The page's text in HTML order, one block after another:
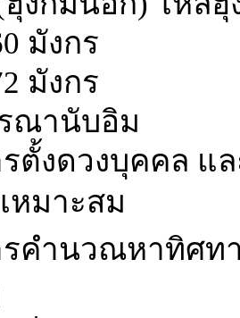
มังกร
มังกร
ณานับอิม
ตั้งดวงบุคคล แ
หมาะสม
คำนวณหาทิศท